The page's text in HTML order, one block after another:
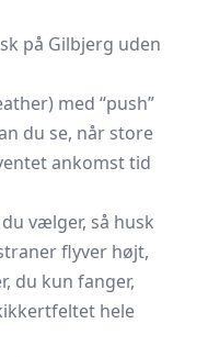
på Gilbjerg uden
med “push”
du se, når store
ankomst tid
vælger, så husk
flyver højt,
du kun fanger,
hele